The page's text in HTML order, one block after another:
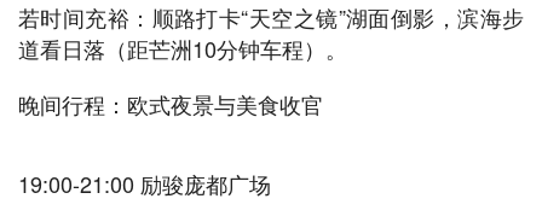
若时间充裕：顺路打卡“天空之镜”湖面倒影，滨海步
道看日落（距芒洲10分钟车程）。
晚间行程：欧式夜景与美食收官
19:00-21:00 励骏庞都广场